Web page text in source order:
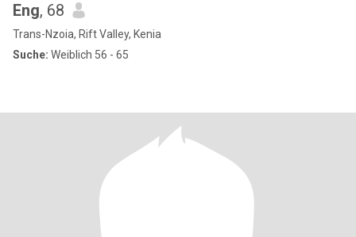
Eng, 68
Trans-Nzoia, Rift Valley, Kenia
Suche: Weiblich 56 - 65